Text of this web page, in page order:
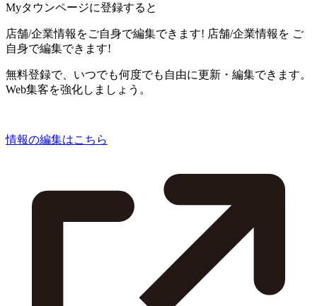
Myタウンページに登録すると
店舗/企業情報をご自身で編集できます! 店舗/企業情報を ご
自身で編集できます!
無料登録で、いつでも何度でも自由に更新・編集できます。
Web集客を強化しましょう。
情報の編集はこちら